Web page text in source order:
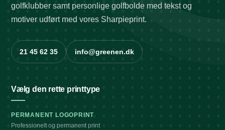
golfklubber samt personlige golfbolde med tekst og
motiver udført med vores Sharpieprint.
21 45 62 35 info@greenen.dk
Vælg den rette printtype
PERMANENT LOGOPRINT
Professionelt og permanent print